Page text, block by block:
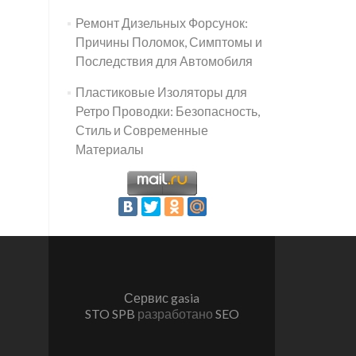
Ремонт Дизельных Форсунок:
Причины Поломок, Симптомы и
Последствия для Автомобиля
Пластиковые Изоляторы для
Ретро Проводки: Безопасность,
Стиль и Современные
Материалы
Сервис gasia
STO SPB разработано SEO